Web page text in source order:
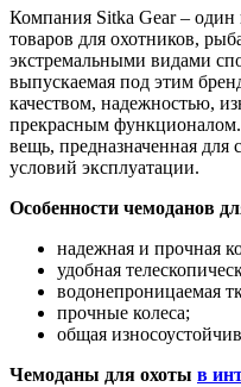
Компания Sitka Gear – один
товаров для охотников,
экстремальными видами
выпускаемая под этим
качеством, надежностью,
прекрасным
вещь, предназначенная
условий эксплуатации.
Особенности чемоданов
надежная и прочная
удобная
водонепроницаемая
прочные колеса;
общая
Чемоданы для охоты в